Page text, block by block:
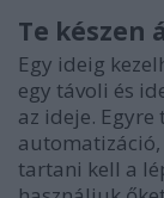
Te készen
Egy ideig
egy távoli és
az ideje.
automatizáció,
tartani kell a